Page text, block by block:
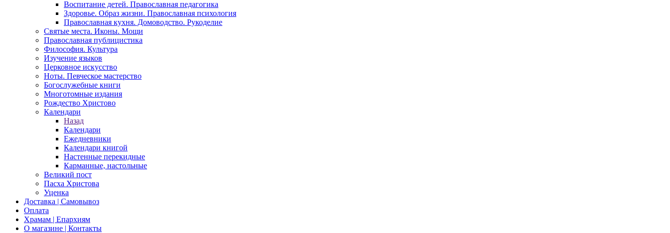
Воспитание детей. Православная педагогика
Здоровье. Образ жизни. Православная психология
Православная кухня. Домоводство. Рукоделие
Святые места. Иконы. Мощи
Православная публицистика
Философия. Культура
Изучение языков
Церковное искусство
Ноты. Певческое мастерство
Богослужебные книги
Многотомные издания
Рождество Христово
Календари
Назад
Календари
Ежедневники
Календари книгой
Настенные перекидные
Карманные, настольные
Великий пост
Пасха Христова
Уценка
Доставка | Самовывоз
Оплата
Храмам | Епархиям
О магазине | Контакты